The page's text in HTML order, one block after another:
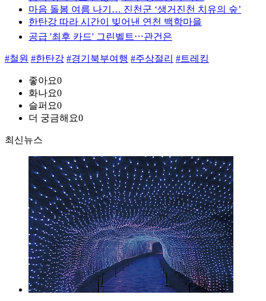
마음 돌봄 여름 나기… 진천군 ‘생거진천 치유의 숲’
한탄강 따라 시간이 빚어낸 연천 백학마을
공급 '최후 카드' 그린벨트⋯관건은
#철원 #한탄강 #경기북부여행 #주상절리 #트레킹
좋아요0
화나요0
슬퍼요0
더 궁금해요0
최신뉴스